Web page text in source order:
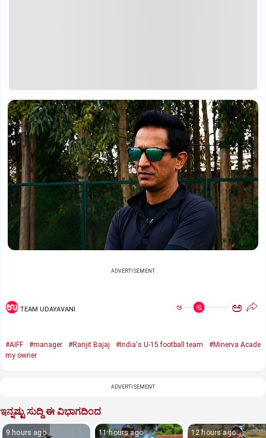
ADVERTISEMENT
TEAM UDAYAVANI ಅ ಅ
#AIFF #manager #Ranjit Bajaj #India's U-15 football team
#Minerva Acade
my owner
ADVERTISEMENT
ಇನ್ನಷ್ಟು ಸುದ್ದಿ ಈ ವಿಭಾಗದಿಂದ
9 hours ago 11 hours ago 12 hours ago